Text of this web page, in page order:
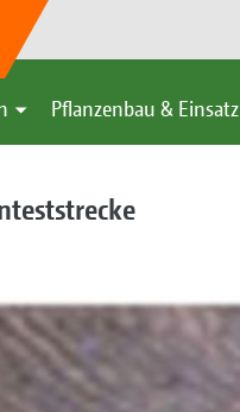
Pflanzenbau & Einsatz